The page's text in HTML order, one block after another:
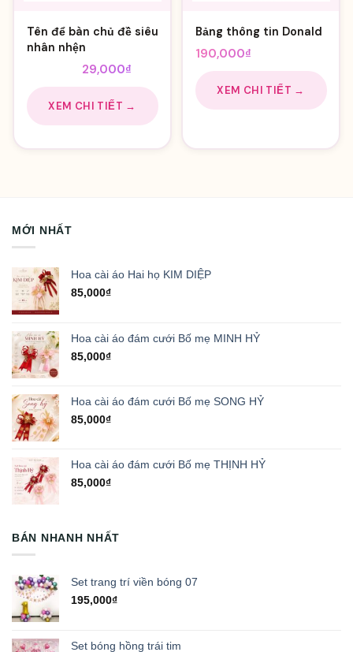
Tên để bàn chủ đề siêu
nhân nhện
Giá
gốc
là:
35,000₫.
29,000₫
hiện
tại
là:
XEM CHI TIẾT →
Bảng thông tin Donald
190,000₫
XEM CHI TIẾT →
MỚI NHẤT
Hoa cài áo Hai họ KIM DIỆP
85,000₫
Hoa cài áo đám cưới Bố mẹ MINH HỶ
85,000₫
Hoa cài áo đám cưới Bố mẹ SONG HỶ
85,000₫
Hoa cài áo đám cưới Bố mẹ THỊNH HỶ
85,000₫
BÁN NHANH NHẤT
Set trang trí viền bóng 07
195,000₫
Set bóng hồng trái tim